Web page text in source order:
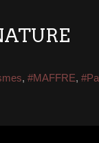
, #MAFFRE,